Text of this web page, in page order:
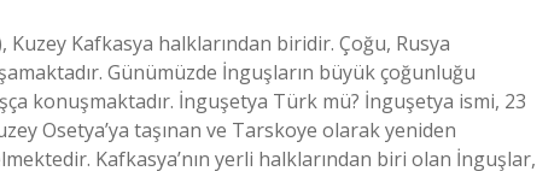
Kuzey Kafkasya halklarından biridir. Çoğu, Rusya
Günümüzde İnguşların büyük çoğunluğu
konuşmaktadır. İnguşetya Türk mü? İnguşetya ismi, 23
Osetya’ya taşınan ve Tarskoye olarak yeniden
Kafkasya’nın yerli halklarından biri olan İnguşlar,